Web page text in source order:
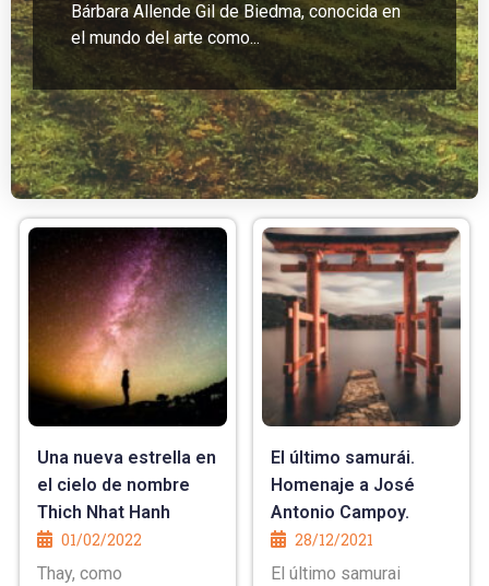
Bárbara Allende Gil de Biedma, conocida en
el mundo del arte como...
Una nueva estrella en
el cielo de nombre
Thich Nhat Hanh
01/02/2022
Thay, como
El último samurái.
Homenaje a José
Antonio Campoy.
28/12/2021
El último samurai